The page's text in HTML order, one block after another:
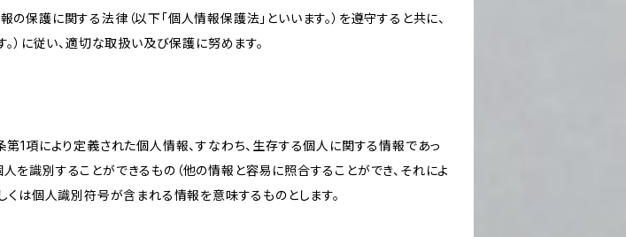
保護に関する法律（以下「個人情報保護法」といいます。）を遵守すると共に、
）に従い、適切な取扱い及び保護に努めます。
1項により定義された個人情報、すなわち、生存する個人に関する情報であっ
識別することができるもの（他の情報と容易に照合することができ、それによ
くは個人識別符号が含まれる情報を意味するものとします。